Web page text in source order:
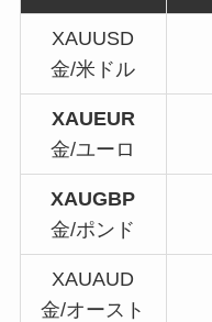
XAUUSD
金/米ドル
XAUEUR
金/ユーロ
XAUGBP
金/ポンド
XAUAUD
金/オースト